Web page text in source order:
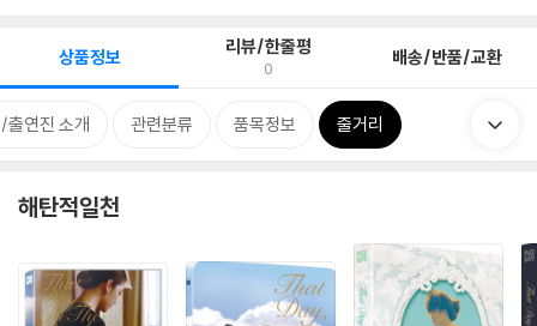
상품정보 리뷰/한줄평
0 배송/반품/교환
출연진 소개 관련분류 품목정보 줄거리
해탄적일천